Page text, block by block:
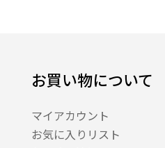
お買い物について
マイアカウント
お気に入りリスト